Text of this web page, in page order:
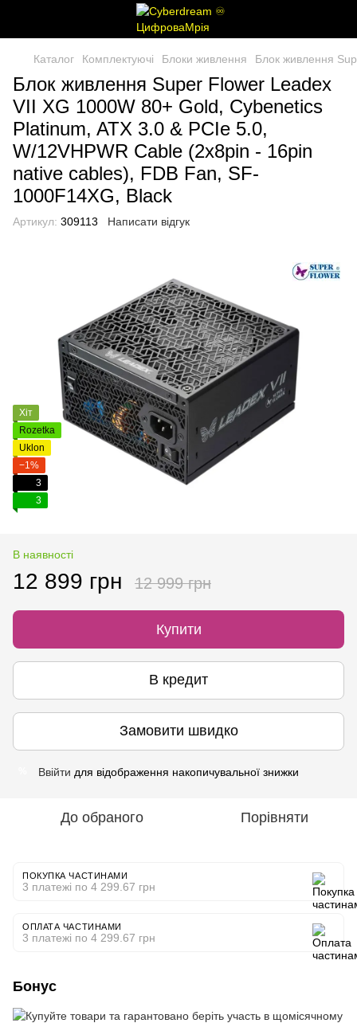
Каталог Комплектуючі Блоки живлення Блок живлення
Блок живлення Super Flower Leadex
VII XG 1000W 80+ Gold, Cybenetics
Platinum, ATX 3.0 & PCIe 5.0,
W/12VHPWR Cable (2x8pin - 16pin
native cables), FDB Fan, SF-
1000F14XG, Black
Артикул: 309113 Написати відгук
Хіт
Rozetka
Uklon
−1%
3
3
В наявності
12 899 грн 12 999 грн
Купити
В кредит
Замовити швидко
Ввійти для відображення накопичувальної знижки
До обраного Порівняти
ПОКУПКА ЧАСТИНАМИ
3 платежі по 4 299.67 грн
ОПЛАТА ЧАСТИНАМИ
3 платежі по 4 299.67 грн
Бонус